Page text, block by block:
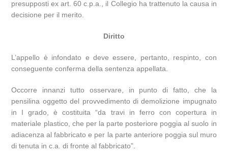
presupposti ex art. 60 c.p.a., il Collegio ha trattenuto la causa in
decisione per il merito.
Diritto
L’appello è infondato e deve essere, pertanto, respinto, con
conseguente conferma della sentenza appellata.
Occorre innanzi tutto osservare, in punto di fatto, che la
pensilina oggetto del provvedimento di demolizione impugnato
in I grado, è costituita “da travi in ferro con copertura in
materiale plastico, che per la parte posteriore poggia al suolo in
adiacenza al fabbricato e per la parte anteriore poggia sul muro
di tenuta in c.a. di fronte al fabbricato”.